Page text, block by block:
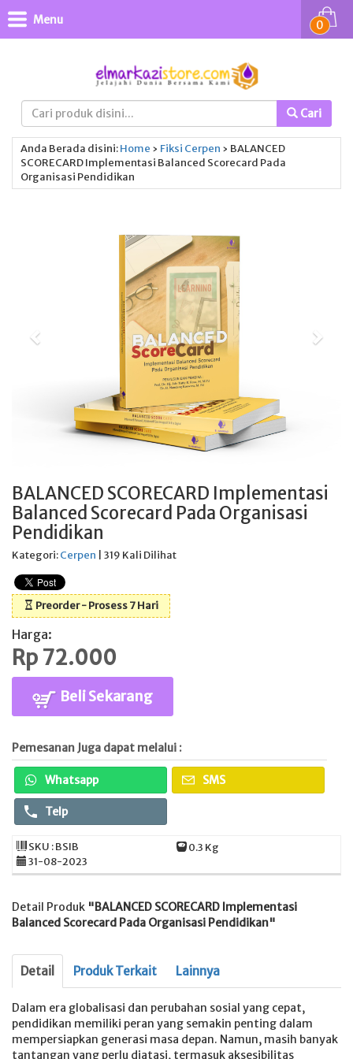
Cari
0
Menu
Anda Berada disini:Home › Fiksi Cerpen › BALANCED
SCORECARD Implementasi Balanced Scorecard Pada
Organisasi Pendidikan
BALANCED SCORECARD Implementasi
Balanced Scorecard Pada Organisasi
Pendidikan
Kategori:Cerpen | 319 Kali Dilihat
Preorder - Prosess 7 Hari
Harga:
Rp 72.000
Beli Sekarang
Pemesanan Juga dapat melalui :
Whatsapp SMS
Telp
SKU : BSIB
0.3 Kg
31-08-2023
Detail Produk "BALANCED SCORECARD Implementasi
Balanced Scorecard Pada Organisasi Pendidikan"
Detail Produk Terkait Lainnya
Dalam era globalisasi dan perubahan sosial yang cepat,
pendidikan memiliki peran yang semakin penting dalam
mempersiapkan generasi masa depan. Namun, masih banyak
tantangan yang perlu diatasi, termasuk aksesibilitas